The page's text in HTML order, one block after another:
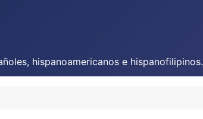
hispanoamericanos e hispanofilipinos.